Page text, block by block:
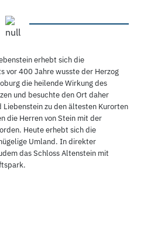
erhebt sich die
vor 400 Jahre wusste der Herzog
die heilende Wirkung des
und besuchte den Ort daher
zu den ältesten Kurorten
die Herren von Stein mit der
Heute erhebt sich die
Umland. In direkter
das Schloss Altenstein mit